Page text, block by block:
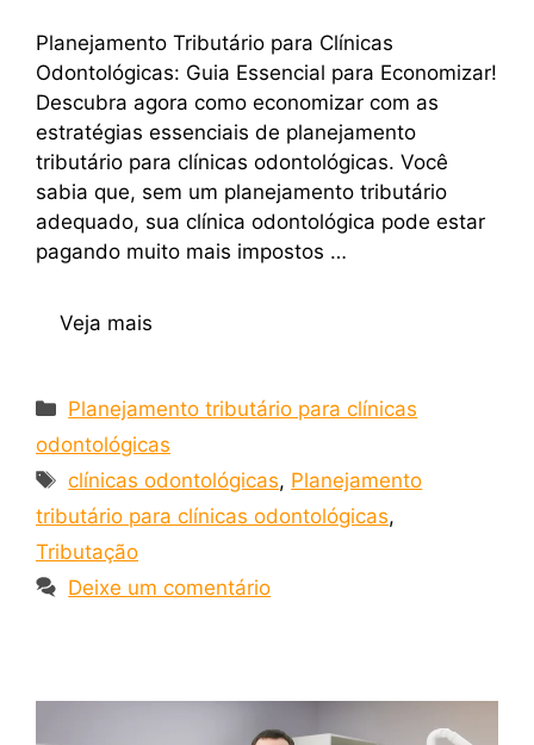
Planejamento Tributário para Clínicas
Odontológicas: Guia Essencial para Economizar!
Descubra agora como economizar com as
estratégias essenciais de planejamento
tributário para clínicas odontológicas. Você
sabia que, sem um planejamento tributário
adequado, sua clínica odontológica pode estar
pagando muito mais impostos …
Veja mais
Planejamento tributário para clínicas
odontológicas
clínicas odontológicas, Planejamento
tributário para clínicas odontológicas,
Tributação
Deixe um comentário